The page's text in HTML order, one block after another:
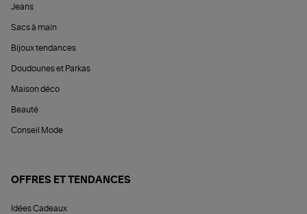
Jeans
Sacs à main
Bijoux tendances
Doudounes et Parkas
Maison déco
Beauté
Conseil Mode
OFFRES ET TENDANCES
Idées Cadeaux